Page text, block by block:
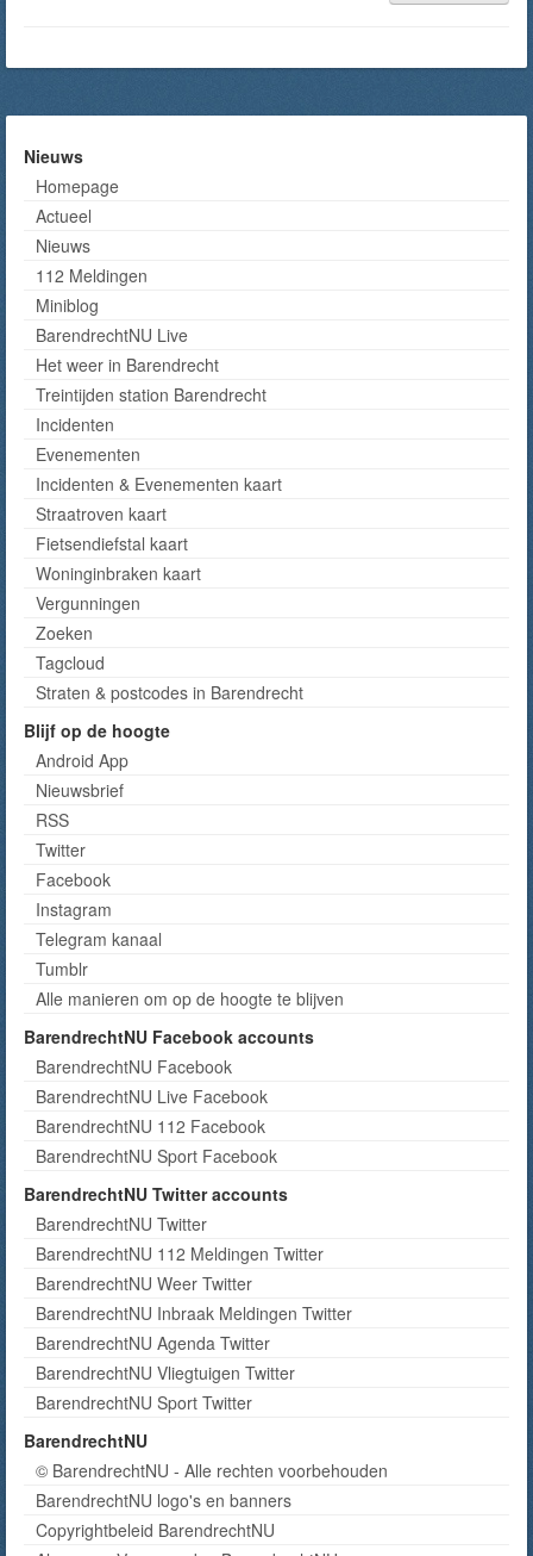
Nieuws
Homepage
Actueel
Nieuws
112 Meldingen
Miniblog
BarendrechtNU Live
Het weer in Barendrecht
Treintijden station Barendrecht
Incidenten
Evenementen
Incidenten & Evenementen kaart
Straatroven kaart
Fietsendiefstal kaart
Woninginbraken kaart
Vergunningen
Zoeken
Tagcloud
Straten & postcodes in Barendrecht
Blijf op de hoogte
Android App
Nieuwsbrief
RSS
Twitter
Facebook
Instagram
Telegram kanaal
Tumblr
Alle manieren om op de hoogte te blijven
BarendrechtNU Facebook accounts
BarendrechtNU Facebook
BarendrechtNU Live Facebook
BarendrechtNU 112 Facebook
BarendrechtNU Sport Facebook
BarendrechtNU Twitter accounts
BarendrechtNU Twitter
BarendrechtNU 112 Meldingen Twitter
BarendrechtNU Weer Twitter
BarendrechtNU Inbraak Meldingen Twitter
BarendrechtNU Agenda Twitter
BarendrechtNU Vliegtuigen Twitter
BarendrechtNU Sport Twitter
BarendrechtNU
© BarendrechtNU - Alle rechten voorbehouden
BarendrechtNU logo's en banners
Copyrightbeleid BarendrechtNU